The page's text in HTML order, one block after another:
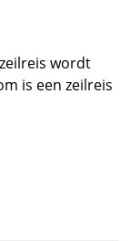
wordt
is een zeilreis